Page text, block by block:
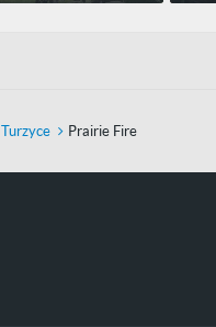
Turzyce Prairie Fire